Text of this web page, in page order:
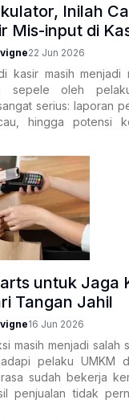
Inilah
Mis-input di
22 Jun 2026
kasir masih menjadi
sepele oleh
serius: laporan
hingga potensi
untuk Jaga
Tangan Jahil
16 Jun 2026
masih menjadi salah
pelaku UMKM
sudah bekerja
penjualan tidak